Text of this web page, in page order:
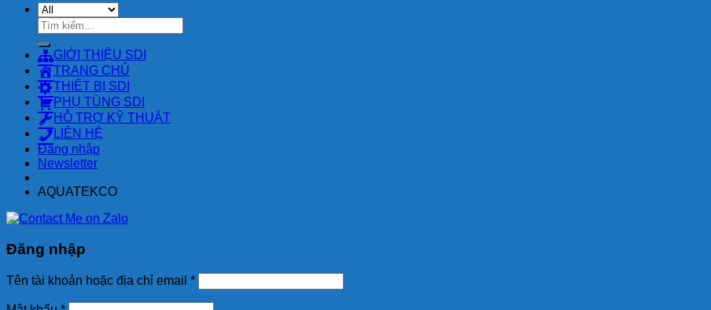
Tìm
kiếm:
GIỚI THIỆU SDI
TRANG CHỦ
THIẾT BỊ SDI
PHỤ TÙNG SDI
HỖ TRỢ KỸ THUẬT
LIÊN HỆ
Đăng nhập
Newsletter
AQUATEKCO
Đăng nhập
Tên tài khoản hoặc địa chỉ email *